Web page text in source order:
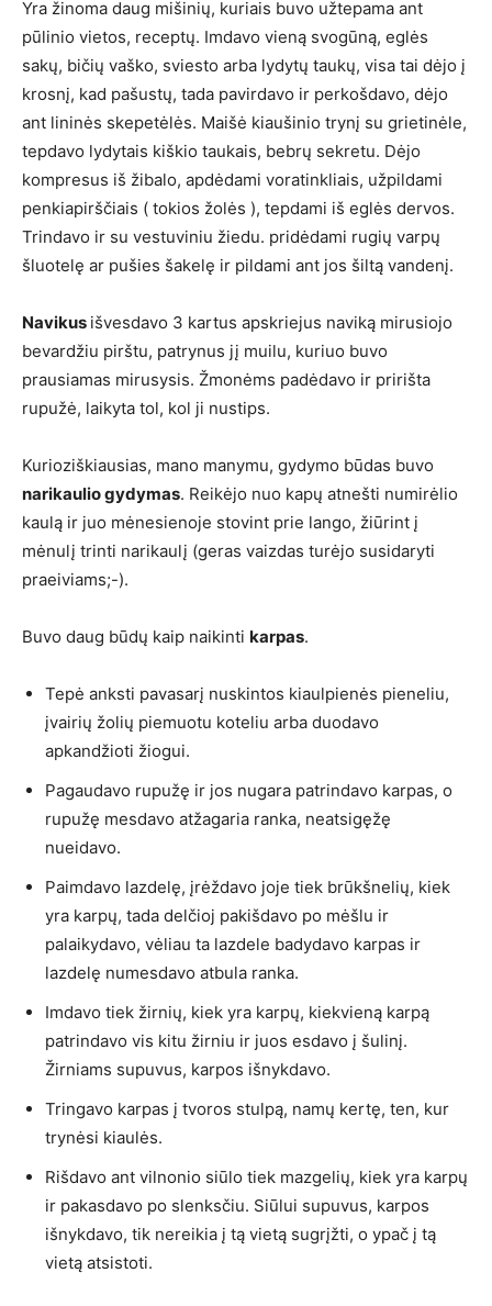
Yra žinoma daug mišinių, kuriais buvo užtepama ant
pūlinio vietos, receptų. Imdavo vieną svogūną, eglės
sakų, bičių vaško, sviesto arba lydytų taukų, visa tai dėjo į
krosnį, kad pašustų, tada pavirdavo ir perkošdavo, dėjo
ant lininės skepetėlės. Maišė kiaušinio trynį su grietinėle,
tepdavo lydytais kiškio taukais, bebrų sekretu. Dėjo
kompresus iš žibalo, apdėdami voratinkliais, užpildami
penkiapirščiais ( tokios žolės ), tepdami iš eglės dervos.
Trindavo ir su vestuviniu žiedu. pridėdami rugių varpų
šluotelę ar pušies šakelę ir pildami ant jos šiltą vandenį.
Navikus išvesdavo 3 kartus apskriejus naviką mirusiojo
bevardžiu pirštu, patrynus jį muilu, kuriuo buvo
prausiamas mirusysis. Žmonėms padėdavo ir pririšta
rupužė, laikyta tol, kol ji nustips.
Kurioziškiausias, mano manymu, gydymo būdas buvo
narikaulio gydymas. Reikėjo nuo kapų atnešti numirėlio
kaulą ir juo mėnesienoje stovint prie lango, žiūrint į
mėnulį trinti narikaulį (geras vaizdas turėjo susidaryti
praeiviams;-).
Buvo daug būdų kaip naikinti karpas.
Tepė anksti pavasarį nuskintos kiaulpienės pieneliu,
įvairių žolių piemuotu koteliu arba duodavo
apkandžioti žiogui.
Pagaudavo rupužę ir jos nugara patrindavo karpas, o
rupužę mesdavo atžagaria ranka, neatsigęžę
nueidavo.
Paimdavo lazdelę, įrėždavo joje tiek brūkšnelių, kiek
yra karpų, tada delčioj pakišdavo po mėšlu ir
palaikydavo, vėliau ta lazdele badydavo karpas ir
lazdelę numesdavo atbula ranka.
Imdavo tiek žirnių, kiek yra karpų, kiekvieną karpą
patrindavo vis kitu žirniu ir juos esdavo į šulinį.
Žirniams supuvus, karpos išnykdavo.
Tringavo karpas į tvoros stulpą, namų kertę, ten, kur
trynėsi kiaulės.
Rišdavo ant vilnonio siūlo tiek mazgelių, kiek yra karpų
ir pakasdavo po slenksčiu. Siūlui supuvus, karpos
išnykdavo, tik nereikia į tą vietą sugrįžti, o ypač į tą
vietą atsistoti.